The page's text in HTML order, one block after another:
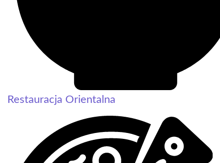
Restauracja Orientalna